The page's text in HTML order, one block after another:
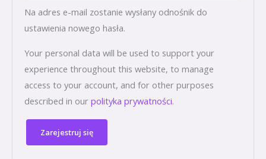
Na adres e-mail zostanie wysłany odnośnik do
ustawienia nowego hasła.
Your personal data will be used to support your
experience throughout this website, to manage
access to your account, and for other purposes
described in our polityka prywatności.
Zarejestruj się